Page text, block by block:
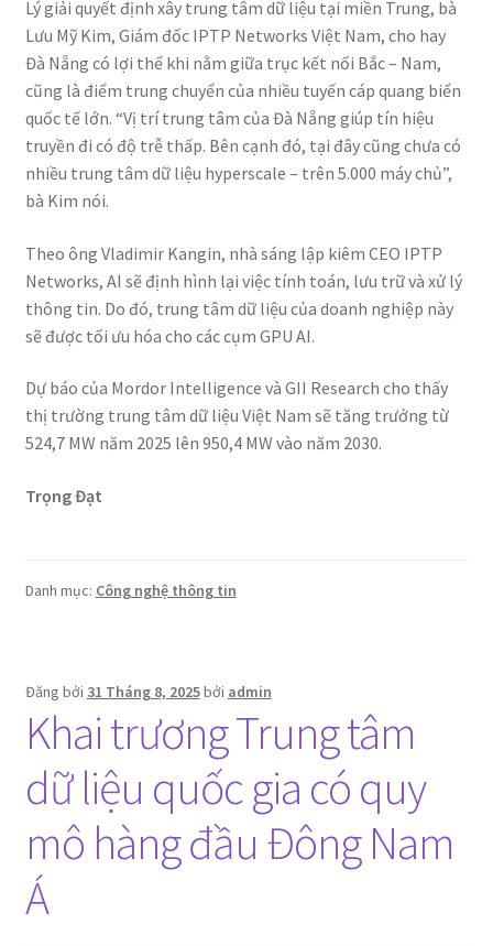
Lý giải quyết định xây trung tâm dữ liệu tại miền Trung, bà
Lưu Mỹ Kim, Giám đốc IPTP Networks Việt Nam, cho hay
Đà Nẵng có lợi thế khi nằm giữa trục kết nối Bắc – Nam,
cũng là điểm trung chuyển của nhiều tuyến cáp quang biển
quốc tế lớn. “Vị trí trung tâm của Đà Nẵng giúp tín hiệu
truyền đi có độ trễ thấp. Bên cạnh đó, tại đây cũng chưa có
nhiều trung tâm dữ liệu hyperscale – trên 5.000 máy chủ”,
bà Kim nói.
Theo ông Vladimir Kangin, nhà sáng lập kiêm CEO IPTP
Networks, AI sẽ định hình lại việc tính toán, lưu trữ và xử lý
thông tin. Do đó, trung tâm dữ liệu của doanh nghiệp này
sẽ được tối ưu hóa cho các cụm GPU AI.
Dự báo của Mordor Intelligence và GII Research cho thấy
thị trường trung tâm dữ liệu Việt Nam sẽ tăng trưởng từ
524,7 MW năm 2025 lên 950,4 MW vào năm 2030.
Trọng Đạt
Danh mục: Công nghệ thông tin
Đăng bởi 31 Tháng 8, 2025bởi admin
Khai trương Trung tâm
dữ liệu quốc gia có quy
mô hàng đầu Đông Nam
Á